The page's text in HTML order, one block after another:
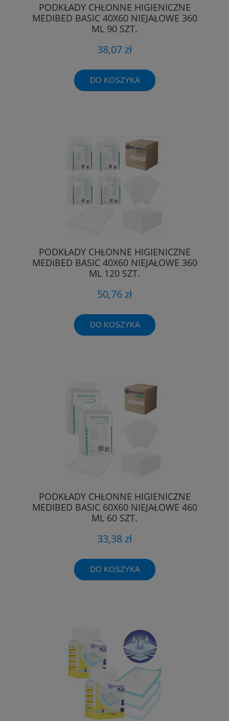
PODKŁADY CHŁONNE HIGIENICZNE
MEDIBED BASIC 40X60 NIEJAŁOWE 360
ML 90 SZT.
38,07 zł
DO KOSZYKA
PODKŁADY CHŁONNE HIGIENICZNE
MEDIBED BASIC 40X60 NIEJAŁOWE 360
ML 120 SZT.
50,76 zł
DO KOSZYKA
PODKŁADY CHŁONNE HIGIENICZNE
MEDIBED BASIC 60X60 NIEJAŁOWE 460
ML 60 SZT.
33,38 zł
DO KOSZYKA